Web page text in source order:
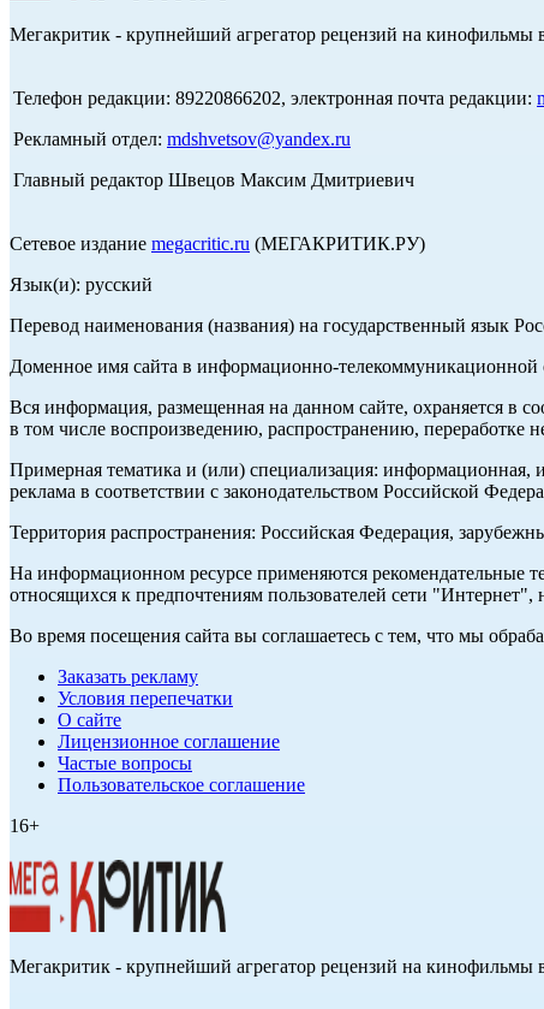
Мегакритик - крупнейший агрегатор рецензий на кинофильмы
Телефон редакции: 89220866202, электронная почта редакции:
Рекламный отдел: mdshvetsov@yandex.ru
Главный редактор Швецов Максим Дмитриевич
Сетевое издание megacritic.ru (МЕГАКРИТИК.РУ)
Язык(и): русский
Перевод наименования (названия) на государственный язык
Доменное имя сайта в информационно-телекоммуникационной
Вся информация, размещенная на данном сайте, охраняется в
в том числе воспроизведению, распространению, переработке
Примерная тематика и (или) специализация: информационная,
реклама в соответствии с законодательством Российской
Территория распространения: Российская Федерация,
На информационном ресурсе применяются рекомендательные
относящихся к предпочтениям пользователей сети
Во время посещения сайта вы соглашаетесь с тем, что мы
Заказать рекламу
Условия перепечатки
О сайте
Лицензионное соглашение
Частые вопросы
Пользовательское соглашение
16+
Мегакритик - крупнейший агрегатор рецензий на кинофильмы